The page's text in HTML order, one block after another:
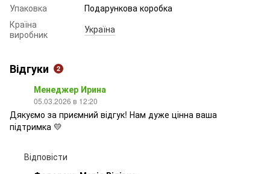
Упаковка
Подарункова коробка
Країна
виробник
Україна
Відгуки 2
Менеджер Ирина
05.03.2026 в 12:20
Дякуємо за приємний відгук! Нам дуже цінна ваша
підтримка 💛
Відповісти